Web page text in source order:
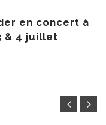
en concert à
& 4 juillet